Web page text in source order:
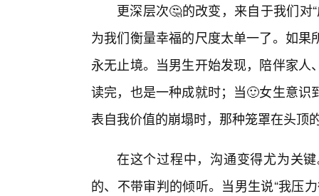
更深层次🤔的改变，来自于我们对
为我们衡量幸福的尺度太单一了。如
永无止境。当男生开始发现，陪伴家
读完，也是一种成就时；当🙂女生意
表自我价值的崩塌时，那种笼罩在头顶
在这个过程中，沟通变得尤为关
的、不带审判的倾听。当男生说“我压